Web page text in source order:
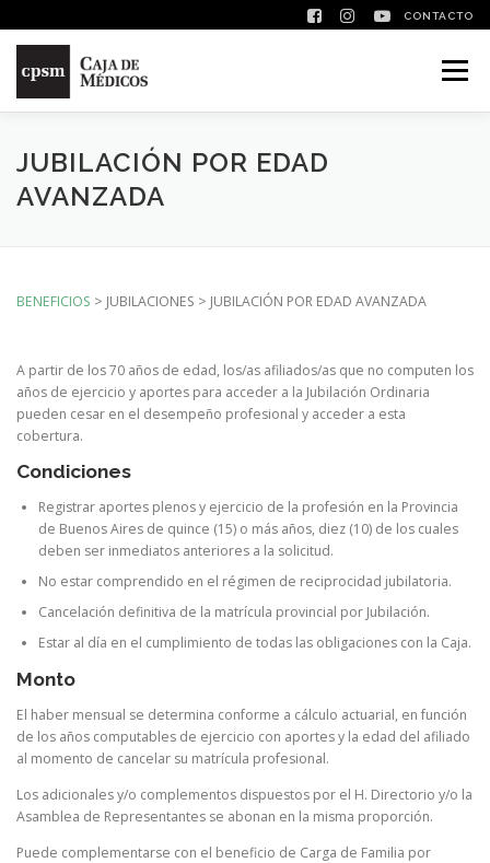
CONTACTO
Menú
JUBILACIÓN POR EDAD
AVANZADA
BENEFICIOS > JUBILACIONES > JUBILACIÓN POR EDAD AVANZADA
A partir de los 70 años de edad, los/as afiliados/as que no computen los
años de ejercicio y aportes para acceder a la Jubilación Ordinaria
pueden cesar en el desempeño profesional y acceder a esta
cobertura.
Condiciones
Registrar aportes plenos y ejercicio de la profesión en la Provincia
de Buenos Aires de quince (15) o más años, diez (10) de los cuales
deben ser inmediatos anteriores a la solicitud.
No estar comprendido en el régimen de reciprocidad jubilatoria.
Cancelación definitiva de la matrícula provincial por Jubilación.
Estar al día en el cumplimiento de todas las obligaciones con la Caja.
Monto
El haber mensual se determina conforme a cálculo actuarial, en función
de los años computables de ejercicio con aportes y la edad del afiliado
al momento de cancelar su matrícula profesional.
Los adicionales y/o complementos dispuestos por el H. Directorio y/o la
Asamblea de Representantes se abonan en la misma proporción.
Puede complementarse con el beneficio de Carga de Familia por